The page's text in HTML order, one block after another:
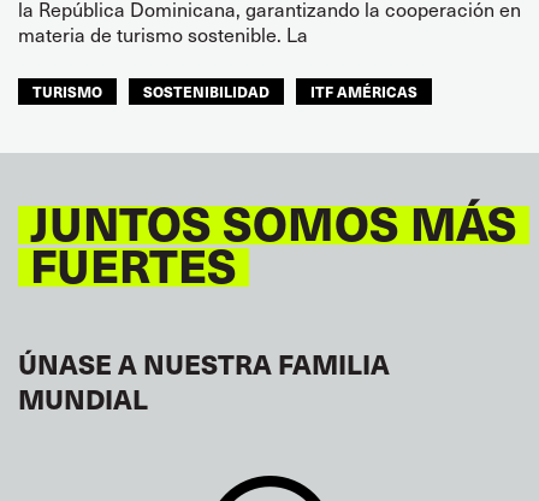
la República Dominicana, garantizando la cooperación en
materia de turismo sostenible. La
TURISMO SOSTENIBILIDAD ITF AMÉRICAS
JUNTOS SOMOS MÁS
FUERTES
ÚNASE A NUESTRA FAMILIA
MUNDIAL